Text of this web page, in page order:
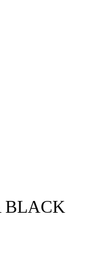
BLACK